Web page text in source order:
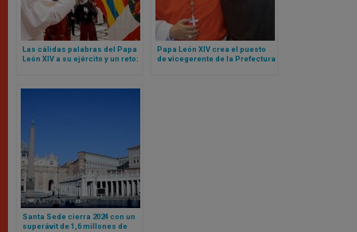
Las cálidas palabras del Papa
León XIV a su ejército y un reto:
Papa León XIV crea el puesto
de vicegerente de la Prefectura
Santa Sede cierra 2024 con un
superávit de 1,6 millones de